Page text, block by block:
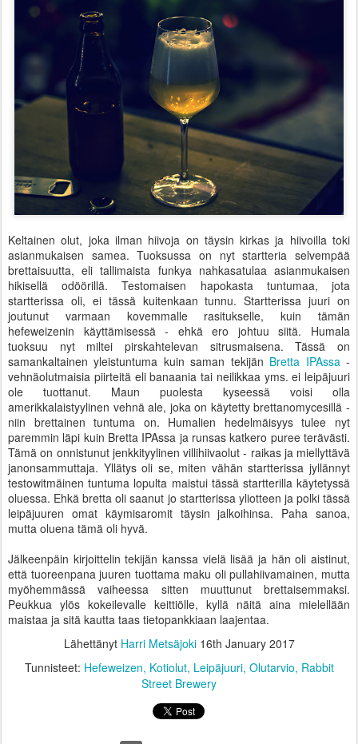
Keltainen olut, joka ilman hiivoja on täysin kirkas ja hiivoilla toki
asianmukaisen samea. Tuoksussa on nyt startteria selvempää
brettaisuutta, eli tallimaista funkya nahkasatulaa asianmukaisen
hikisellä odöörillä. Testomaisen hapokasta tuntumaa, jota
startterissa oli, ei tässä kuitenkaan tunnu. Startterissa juuri on
joutunut varmaan kovemmalle rasitukselle, kuin tämän
hefeweizenin käyttämisessä - ehkä ero johtuu siitä. Humala
tuoksuu nyt miltei pirskahtelevan sitrusmaisena. Tässä on
samankaltainen yleistuntuma kuin saman tekijän Bretta IPAssa-
vehnäolutmaisia piirteitä eli banaania tai neilikkaa yms. ei leipäjuuri
ole tuottanut. Maun puolesta kyseessä voisi olla
amerikkalaistyylinen vehnä ale, joka on käytetty brettanomycesillä -
niin brettainen tuntuma on. Humalien hedelmäisyys tulee nyt
paremmin läpi kuin Bretta IPAssa ja runsas katkero puree terävästi.
Tämä on onnistunut jenkkityylinen villihiivaolut - raikas ja miellyttävä
janonsammuttaja. Yllätys oli se, miten vähän startterissa jyllännyt
testowitmäinen tuntuma lopulta maistui tässä startterilla käytetyssä
oluessa. Ehkä bretta oli saanut jo startterissa yliotteen ja polki tässä
leipäjuuren omat käymisaromit täysin jalkoihinsa. Paha sanoa,
mutta oluena tämä oli hyvä.
Jälkeenpäin kirjoittelin tekijän kanssa vielä lisää ja hän oli aistinut,
että tuoreenpana juuren tuottama maku oli pullahiivamainen, mutta
myöhemmässä vaiheessa sitten muuttunut brettaisemmaksi.
Peukkua ylös kokeilevalle keittiölle, kyllä näitä aina mielellään
maistaa ja sitä kautta taas tietopankkiaan laajentaa.
Lähettänyt Harri Metsäjoki 16th January 2017
Tunnisteet: Hefeweizen Kotiolut Leipäjuuri Olutarvio Rabbit
Street Brewery